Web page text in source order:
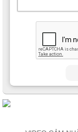
hoàn thiện một